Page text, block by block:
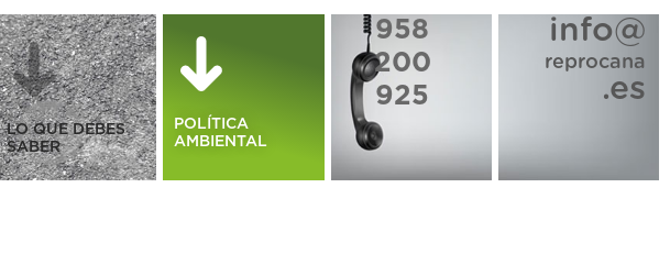
LO QUE DEBES
SABER
POLÍTICA
AMBIENTAL
958
200
925
info@
reprocana
.es